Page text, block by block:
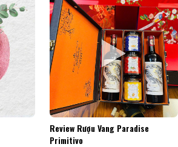
Review Rượu Vang Paradise
Primitivo